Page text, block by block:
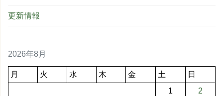
更新情報
2026年8月
月 火 水 木 金 土
日
1
2